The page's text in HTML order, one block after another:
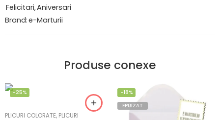
Felicitari,Aniversari
Brand:e-Marturii
Produse conexe
-25%
PLICURI COLORATE, PLICURI
-18%
EPUIZAT